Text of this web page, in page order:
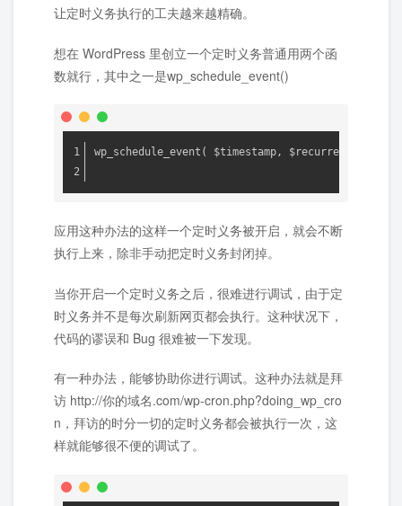
让定时义务执行的工夫越来越精确。
想在 WordPress 里创立一个定时义务普通用两个函
数就行，其中之一是wp_schedule_event()
wp_schedule_event( $timestamp, $recurrence,
应用这种办法的这样一个定时义务被开启，就会不断
执行上来，除非手动把定时义务封闭掉。
当你开启一个定时义务之后，很难进行调试，由于定
时义务并不是每次刷新网页都会执行。这种状况下，
代码的谬误和 Bug 很难被一下发现。
有一种办法，能够协助你进行调试。这种办法就是拜
访 http://你的域名.com/wp-cron.php?doing_wp_cro
n，拜访的时分一切的定时义务都会被执行一次，这
样就能够很不便的调试了。